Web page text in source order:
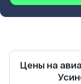
Цены на